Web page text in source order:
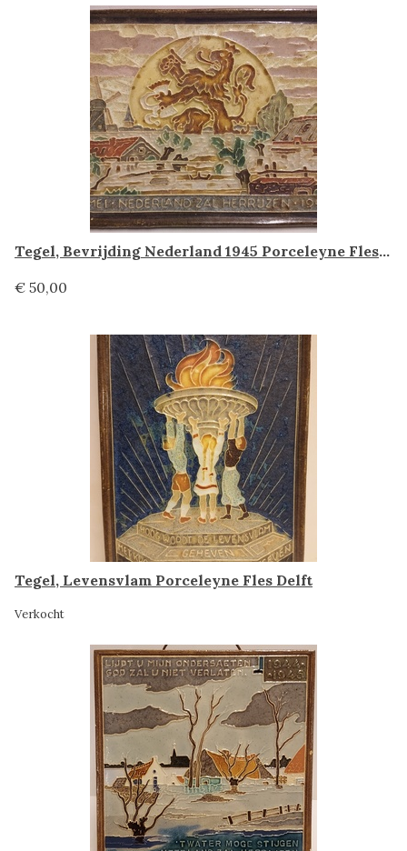
Tegel, Bevrijding Nederland 1945 Porceleyne Fles Delft
€ 50,00
Tegel, Levensvlam Porceleyne Fles Delft
Verkocht